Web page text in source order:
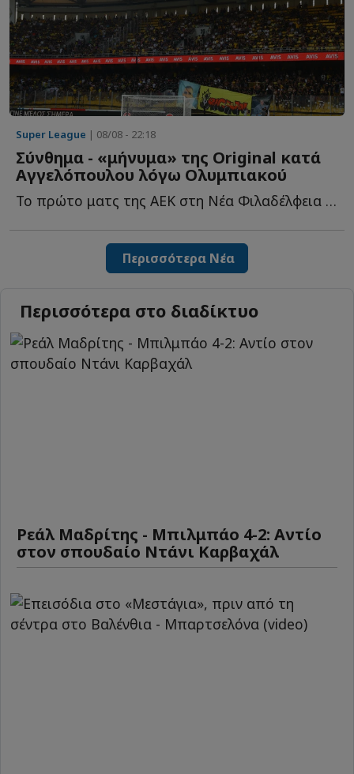
Super League | 08/08 - 22:18
Σύνθημα - «μήνυμα» της Original κατά
Αγγελόπουλου λόγω Ολυμπιακού
Το πρώτο ματς της ΑΕΚ στη Νέα Φιλαδέλφεια για τη νέα σ...
Περισσότερα Νέα
Περισσότερα στο διαδίκτυο
Ρεάλ Μαδρίτης - Μπιλμπάο 4-2: Αντίο
στον σπουδαίο Ντάνι Καρβαχάλ